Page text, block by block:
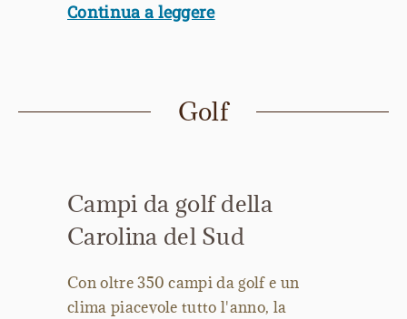
Continua a leggere
Golf
Campi da golf della
Carolina del Sud
Con oltre 350 campi da golf e un
clima piacevole tutto l'anno, la